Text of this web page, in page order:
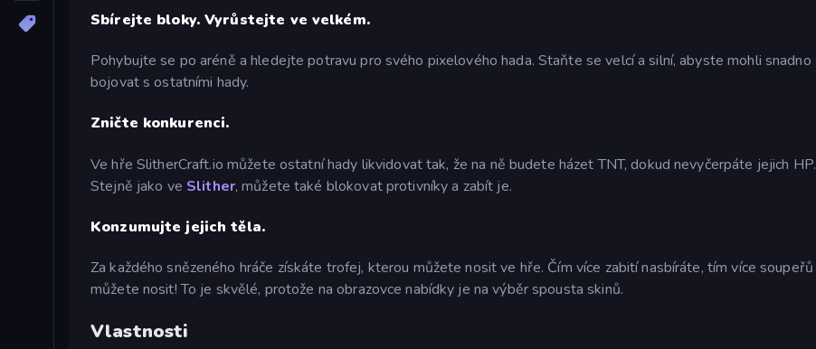
Sbírejte bloky. Vyrůstejte ve velkém.
Pohybujte se po aréně a hledejte potravu pro svého pixelového hada. Staňte se velcí a silní, abyste mohli snadno
bojovat s ostatními hady.
Zničte konkurenci.
Ve hře SlitherCraft.io můžete ostatní hady likvidovat tak, že na ně budete házet TNT, dokud nevyčerpáte jejich HP.
Stejně jako ve Slither, můžete také blokovat protivníky a zabít je.
Konzumujte jejich těla.
Za každého snězeného hráče získáte trofej, kterou můžete nosit ve hře. Čím více zabití nasbíráte, tím více soupeřů
můžete nosit! To je skvělé, protože na obrazovce nabídky je na výběr spousta skinů.
Vlastnosti